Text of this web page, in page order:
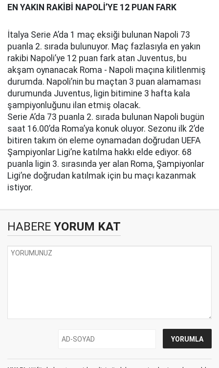
EN YAKIN RAKİBİ NAPOLİ’YE 12 PUAN FARK
İtalya Serie A’da 1 maç eksiği bulunan Napoli 73
puanla 2. sırada bulunuyor. Maç fazlasıyla en yakın
rakibi Napoli’ye 12 puan fark atan Juventus, bu
akşam oynanacak Roma - Napoli maçına kilitlenmiş
durumda. Napoli’nin bu maçtan 3 puan alamaması
durumunda Juventus, ligin bitimine 3 hafta kala
şampiyonluğunu ilan etmiş olacak.
Serie A’da 73 puanla 2. sırada bulunan Napoli bugün
saat 16.00’da Roma’ya konuk oluyor. Sezonu ilk 2’de
bitiren takım ön eleme oynamadan doğrudan UEFA
Şampiyonlar Ligi’ne katılma hakkı elde ediyor. 68
puanla ligin 3. sırasında yer alan Roma, Şampiyonlar
Ligi’ne doğrudan katılmak için bu maçı kazanmak
istiyor.
HABERE YORUM KAT